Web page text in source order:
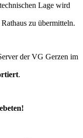
Lage wird
zu übermitteln.
der VG Gerzen im
.